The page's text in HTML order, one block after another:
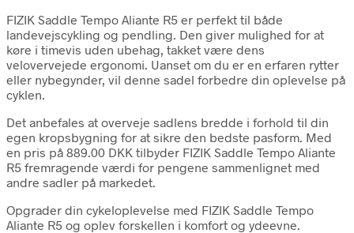
FIZIK Saddle Tempo Aliante R5 er perfekt til både
landevejscykling og pendling. Den giver mulighed for at
køre i timevis uden ubehag, takket være dens
velovervejede ergonomi. Uanset om du er en erfaren rytter
eller nybegynder, vil denne sadel forbedre din oplevelse på
cyklen.
Det anbefales at overveje sadlens bredde i forhold til din
egen kropsbygning for at sikre den bedste pasform. Med
en pris på 889.00 DKK tilbyder FIZIK Saddle Tempo Aliante
R5 fremragende værdi for pengene sammenlignet med
andre sadler på markedet.
Opgrader din cykeloplevelse med FIZIK Saddle Tempo
Aliante R5 og oplev forskellen i komfort og ydeevne.